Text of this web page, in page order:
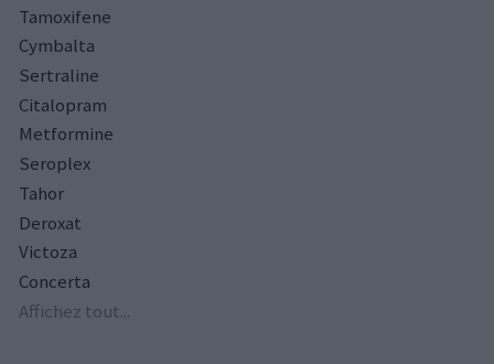
Tamoxifene
Cymbalta
Sertraline
Citalopram
Metformine
Seroplex
Tahor
Deroxat
Victoza
Concerta
Affichez tout...